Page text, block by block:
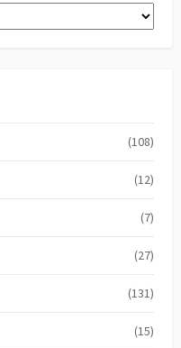
(108)
(12)
(7)
(27)
(131)
(15)